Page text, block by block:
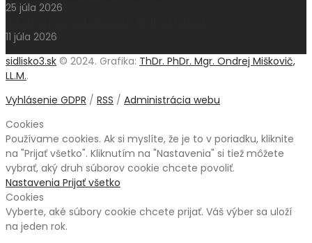
25 júla 2026
11 júla 2026
sidlisko3.sk © 2024. Grafika: ThDr. PhDr. Mgr. Ondrej Miškovič,
LL.M..
Vyhlásenie GDPR / RSS / Administrácia webu
Cookies
Používame cookies. Ak si myslíte, že je to v poriadku, kliknite
na "Prijať všetko". Kliknutím na "Nastavenia" si tiež môžete
vybrať, aký druh súborov cookie chcete povoliť.
Nastavenia Prijať všetko
Cookies
Vyberte, aké súbory cookie chcete prijať. Váš výber sa uloží
na jeden rok.